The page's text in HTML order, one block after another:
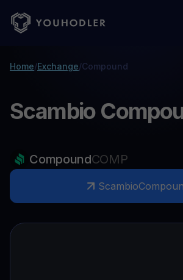
Home/Exchange/Compound
Scambio
CompoundCOMP
Scambio